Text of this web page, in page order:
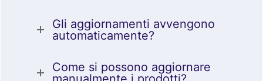
Gli aggiornamenti avvengono
automaticamente?
Come si possono aggiornare